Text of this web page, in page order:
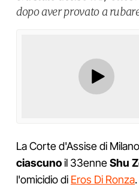
dopo aver provato a
La Corte d'Assise di
ciascunoil 33enneShu
l'omicidio di Eros Di Ronza